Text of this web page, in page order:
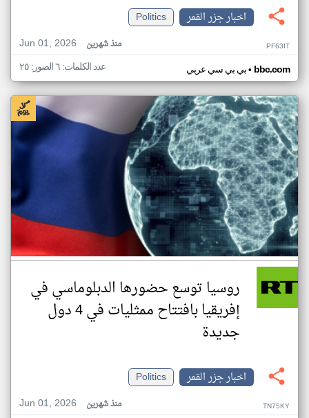
اخبار جزر القمر
Politics
Jun 01, 2026
منذ شهرين PF63IT
بي بي سي عربي• bbc.com عدد الكلمات: ٦ الصور: ٢٥
روسيا توسع حضورها الدبلوماسي في
إفريقيا بافتتاح ممثليات في 4 دول
جديدة
اخبار جزر القمر
Politics
Jun 01, 2026
منذ شهرين TN75KY